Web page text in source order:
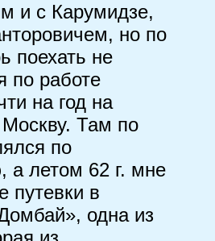
и с Карумидзе,
но по
поехать не
по работе
на год на
Там по
по
а летом 62 г. мне
путевки в
одна из